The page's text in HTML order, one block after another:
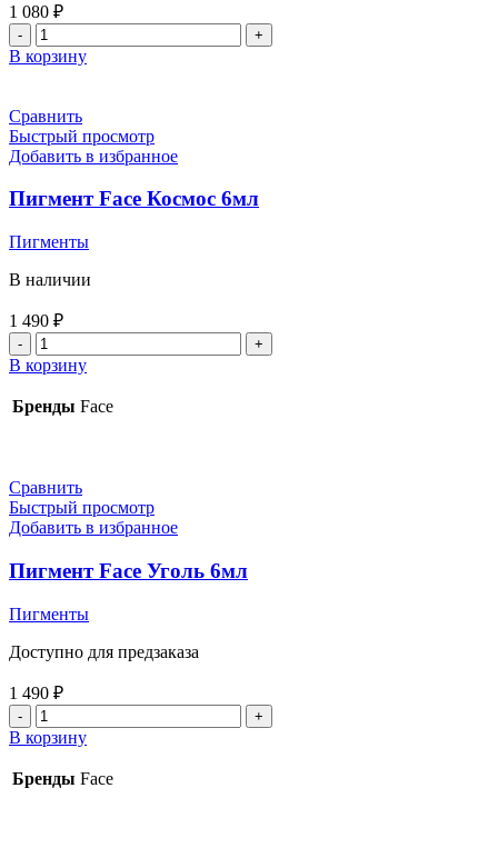
1 080 ₽
Количество
товара
фиолетловых
бровей,
6
AS
В корзину
Сравнить
Быстрый просмотр
Добавить в избранное
Пигмент Face Космос 6мл
Пигменты
В наличии
1 490 ₽
Количество
товара
Face
Космос
В корзину
Бренды Face
Сравнить
Быстрый просмотр
Добавить в избранное
Пигмент Face Уголь 6мл
Пигменты
Доступно для предзаказа
1 490 ₽
Количество
товара
Face
Уголь
В корзину
Бренды Face